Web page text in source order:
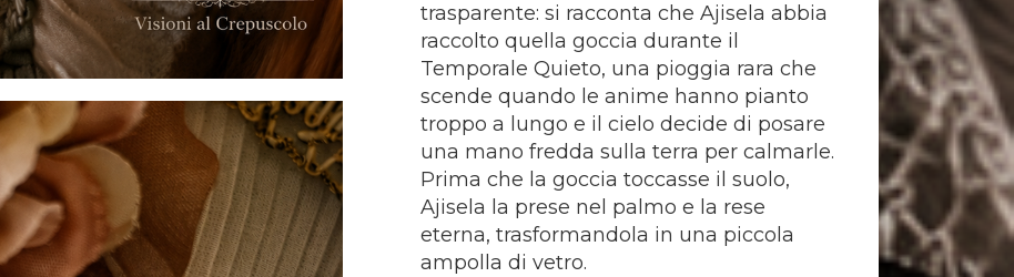
trasparente: si racconta che Ajisela abbia
raccolto quella goccia durante il
Temporale Quieto, una pioggia rara che
scende quando le anime hanno pianto
troppo a lungo e il cielo decide di posare
una mano fredda sulla terra per calmarle.
Prima che la goccia toccasse il suolo,
Ajisela la prese nel palmo e la rese
eterna, trasformandola in una piccola
ampolla di vetro.